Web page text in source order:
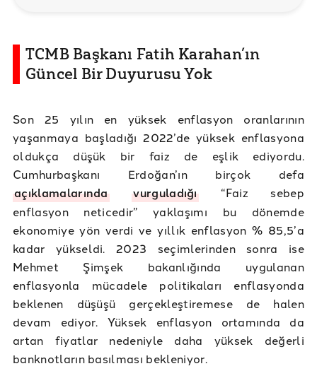
TCMB Başkanı Fatih Karahan’ın
Güncel Bir Duyurusu Yok
Son 25 yılın en yüksek enflasyon oranlarının
yaşanmaya başladığı 2022’de yüksek enflasyona
oldukça düşük bir faiz de eşlik ediyordu.
Cumhurbaşkanı Erdoğan’ın birçok defa
açıklamalarında vurguladığı“Faiz sebep
enflasyon neticedir” yaklaşımı bu dönemde
ekonomiye yön verdi ve yıllık enflasyon % 85,5’a
kadar yükseldi. 2023 seçimlerinden sonra ise
Mehmet Şimşek bakanlığında uygulanan
enflasyonla mücadele politikaları enflasyonda
beklenen düşüşü gerçekleştiremese de halen
devam ediyor. Yüksek enflasyon ortamında da
artan fiyatlar nedeniyle daha yüksek değerli
banknotların basılması bekleniyor.